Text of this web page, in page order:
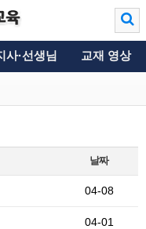
사·선생님 교재 영상
날짜
04-08
04-01